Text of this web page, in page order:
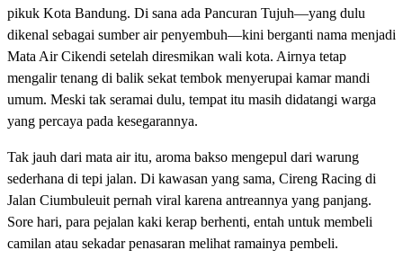
pikuk Kota Bandung. Di sana ada Pancuran Tujuh—yang dulu
dikenal sebagai sumber air penyembuh—kini berganti nama menjadi
Mata Air Cikendi setelah diresmikan wali kota. Airnya tetap
mengalir tenang di balik sekat tembok menyerupai kamar mandi
umum. Meski tak seramai dulu, tempat itu masih didatangi warga
yang percaya pada kesegarannya.
Tak jauh dari mata air itu, aroma bakso mengepul dari warung
sederhana di tepi jalan. Di kawasan yang sama, Cireng Racing di
Jalan Ciumbuleuit pernah viral karena antreannya yang panjang.
Sore hari, para pejalan kaki kerap berhenti, entah untuk membeli
camilan atau sekadar penasaran melihat ramainya pembeli.